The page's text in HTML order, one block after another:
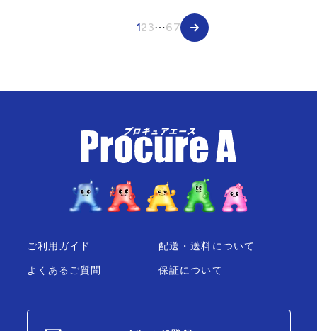
123⋯67
ご利用ガイド
よくあるご質問
配送・送料について
保証について